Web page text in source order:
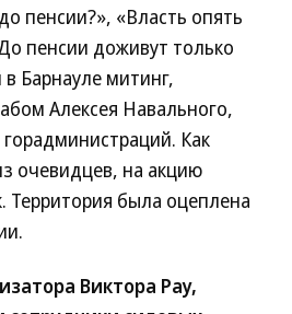
пенсии?», «Власть опять
пенсии доживут только
Барнауле митинг,
Алексея Навального,
Как
очевидцев, на акцию
Территория была оцеплена
Виктора Рау,